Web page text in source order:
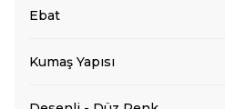
Ebat
Kumaş Yapısı